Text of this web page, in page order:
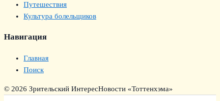
Путешествия
Культура болельщиков
Навигация
Главная
Поиск
© 2026 Зрительский ИнтересНовости «Тоттенхэма»